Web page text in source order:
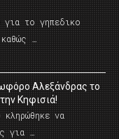
το γηπεδικο
…
Αλεξάνδρας το
Κηφισιά!
να
για …